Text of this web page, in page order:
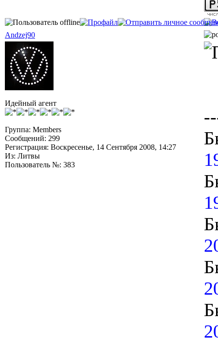
Andzej90
Идейный агент
Группа: Members
Сообщений: 299
Регистрация: Воскресенье, 14 Сентября 2008, 14:27
Из: Литвы
Пользователь №: 383